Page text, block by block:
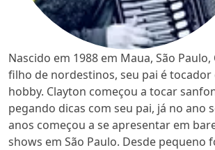
Nascido em 1988 em Maua, São
filho de nordestinos, seu pai é
hobby. Clayton começou a tocar
pegando dicas com seu pai, já no ano
anos começou a se apresentar em
shows em São Paulo. Desde pequeno